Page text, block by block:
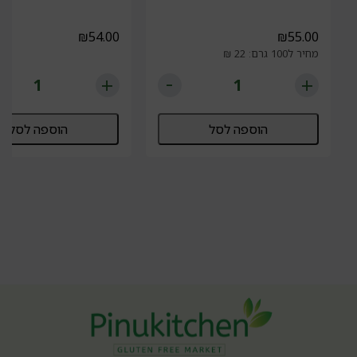
₪55.00
מחיר ל100 גרם: 22 ₪
הוספה לסל
₪54.00
הוספה לסל